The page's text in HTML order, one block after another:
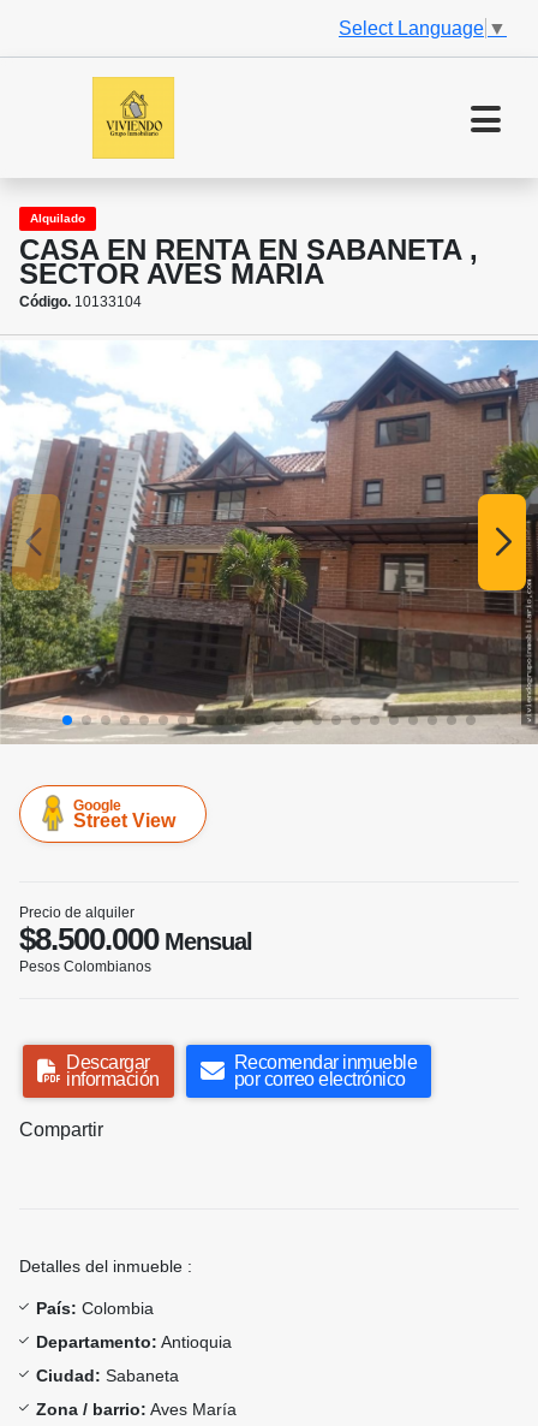
Select Language ▼
Alquilado
CASA EN RENTA EN SABANETA ,
SECTOR AVES MARIA
Código. 10133104
Google
Street View
Precio de alquiler
$8.500.000Mensual
Pesos Colombianos
Descargar
información
Recomendar inmueble
por correo electrónico
Compartir
Detalles del inmueble :
País: Colombia
Departamento: Antioquia
Ciudad: Sabaneta
Zona / barrio: Aves María